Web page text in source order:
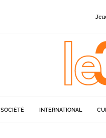
SOCIÉTÉ INTERNATIONAL